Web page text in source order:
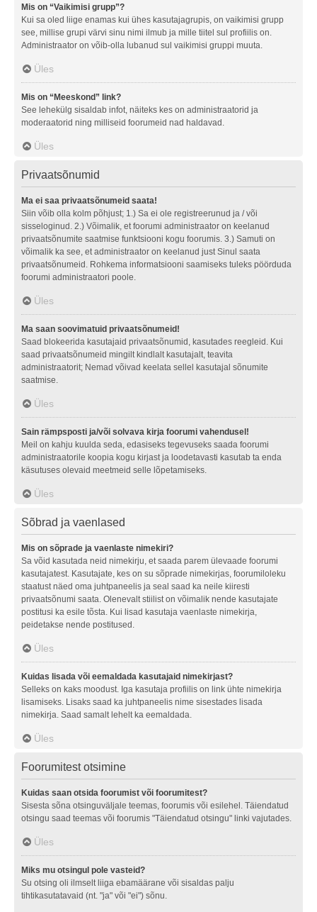
Mis on “Vaikimisi grupp”?
Kui sa oled liige enamas kui ühes kasutajagrupis, on vaikimisi grupp
see, millise grupi värvi sinu nimi ilmub ja mille tiitel sul profiilis on.
Administraator on võib-olla lubanud sul vaikimisi gruppi muuta.
Üles
Mis on “Meeskond” link?
See lehekülg sisaldab infot, näiteks kes on administraatorid ja
moderaatorid ning milliseid foorumeid nad haldavad.
Üles
Privaatsõnumid
Ma ei saa privaatsõnumeid saata!
Siin võib olla kolm põhjust; 1.) Sa ei ole registreerunud ja / või
sisseloginud. 2.) Võimalik, et foorumi administraator on keelanud
privaatsõnumite saatmise funktsiooni kogu foorumis. 3.) Samuti on
võimalik ka see, et administraator on keelanud just Sinul saata
privaatsõnumeid. Rohkema informatsiooni saamiseks tuleks pöörduda
foorumi administraatori poole.
Üles
Ma saan soovimatuid privaatsõnumeid!
Saad blokeerida kasutajaid privaatsõnumid, kasutades reegleid. Kui
saad privaatsõnumeid mingilt kindlalt kasutajalt, teavita
administraatorit; Nemad võivad keelata sellel kasutajal sõnumite
saatmise.
Üles
Sain rämpsposti ja/või solvava kirja foorumi vahendusel!
Meil on kahju kuulda seda, edasiseks tegevuseks saada foorumi
administraatorile koopia kogu kirjast ja loodetavasti kasutab ta enda
käsutuses olevaid meetmeid selle lõpetamiseks.
Üles
Sõbrad ja vaenlased
Mis on sõprade ja vaenlaste nimekiri?
Sa võid kasutada neid nimekirju, et saada parem ülevaade foorumi
kasutajatest. Kasutajate, kes on su sõprade nimekirjas, foorumiloleku
staatust näed oma juhtpaneelis ja seal saad ka neile kiiresti
privaatsõnumi saata. Olenevalt stiilist on võimalik nende kasutajate
postitusi ka esile tõsta. Kui lisad kasutaja vaenlaste nimekirja,
peidetakse nende postitused.
Üles
Kuidas lisada või eemaldada kasutajaid nimekirjast?
Selleks on kaks moodust. Iga kasutaja profiilis on link ühte nimekirja
lisamiseks. Lisaks saad ka juhtpaneelis nime sisestades lisada
nimekirja. Saad samalt lehelt ka eemaldada.
Üles
Foorumitest otsimine
Kuidas saan otsida foorumist või foorumitest?
Sisesta sõna otsinguväljale teemas, foorumis või esilehel. Täiendatud
otsingu saad teemas või foorumis "Täiendatud otsingu" linki vajutades.
Üles
Miks mu otsingul pole vasteid?
Su otsing oli ilmselt liiga ebamäärane või sisaldas palju
tihtikasutatavaid (nt. "ja" või "ei") sõnu.